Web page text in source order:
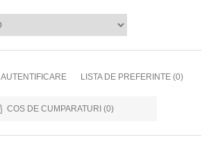
AUTENTIFICARE LISTA DE PREFERINTE (0)
COS DE CUMPARATURI (0)